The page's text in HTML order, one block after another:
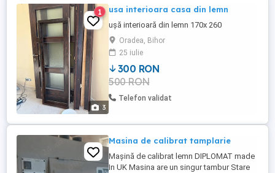
3
1 usa interioara casa din lemn
ușă interioară din lemn 170x 260
Oradea, Bihor
25 iulie
300 RON
500 RON
Telefon validat
Masina de calibrat tamplarie
Mașină de calibrat lemn DIPLOMAT made
In UK Masina are un singur tambur Stare